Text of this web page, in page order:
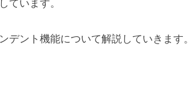
ています。
デント機能について解説していきます。